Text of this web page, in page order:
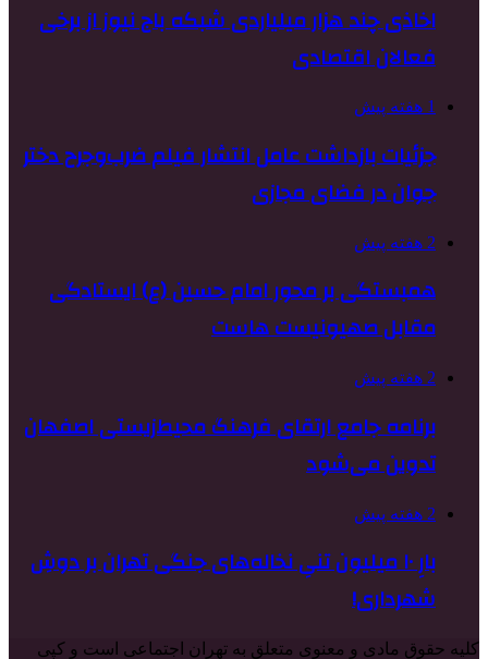
اخاذی چند هزار میلیاردی شبکه باج نیوز از برخی
فعالان اقتصادی
1 هفته پیش
جزئیات بازداشت عامل انتشار فیلم ضرب‌وجرح دختر
جوان در فضای مجازی
2 هفته پیش
همبستگی بر محور امام حسین (ع) ایستادگی
مقابل صهیونیست هاست
2 هفته پیش
برنامه جامع ارتقای فرهنگ محیط‌زیستی اصفهان
تدوین می‌شود
2 هفته پیش
بارِ ۱۰ میلیون تنیِ نخاله‌های جنگی تهران بر دوشِ
شهرداری!
کلیه حقوق مادی و معنوی متعلق به تهران اجتماعی است و کپی